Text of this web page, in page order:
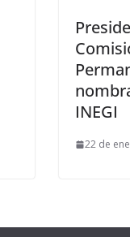
INEGI
22 de